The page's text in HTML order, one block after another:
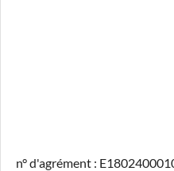
n° d'agrément :